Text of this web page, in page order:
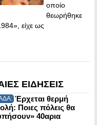
οποίο
θεωρήθηκε
είχε ως
ΕΙΔΗΣΕΙΣ
Έρχεται θερμή
Ποιες πόλεις θα
40αρια